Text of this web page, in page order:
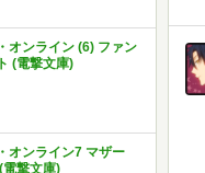
オンライン (6) ファン
(電撃文庫)
オンライン7 マザー
電撃文庫)